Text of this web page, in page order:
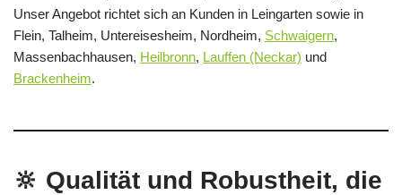
Unser Angebot richtet sich an Kunden in Leingarten sowie in
Flein, Talheim, Untereisesheim, Nordheim, Schwaigern,
Massenbachhausen, Heilbronn, Lauffen (Neckar) und
Brackenheim.
🔆 Qualität und Robustheit, die